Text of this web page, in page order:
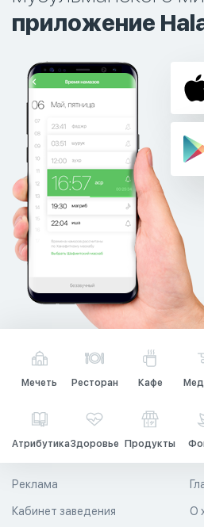
приложение
Мечеть Ресторан Кафе
АтрибутикаЗдоровье Продукты
О
Реклама
Кабинет заведения